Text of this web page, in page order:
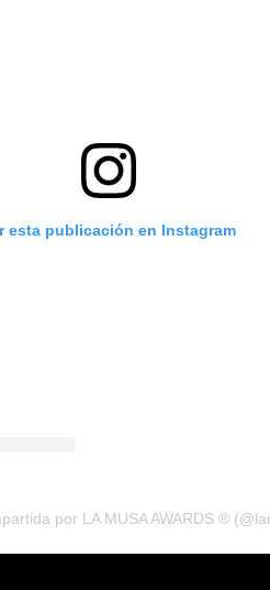
esta publicación en Instagram
por LA MUSA AWARDS ®